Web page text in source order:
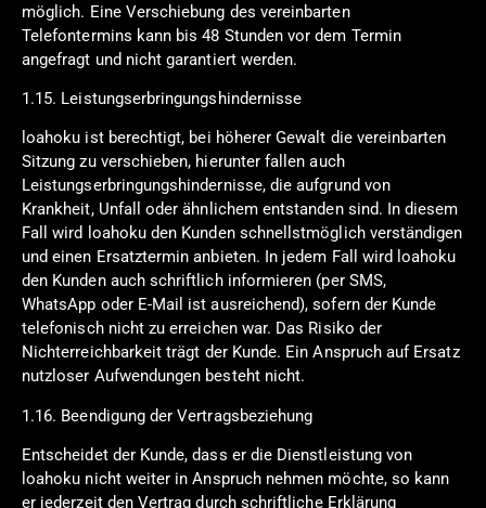
möglich. Eine Verschiebung des vereinbarten
Telefontermins kann bis 48 Stunden vor dem Termin
angefragt und nicht garantiert werden.
1.15. Leistungserbringungshindernisse
loahoku ist berechtigt, bei höherer Gewalt die vereinbarten
Sitzung zu verschieben, hierunter fallen auch
Leistungserbringungshindernisse, die aufgrund von
Krankheit, Unfall oder ähnlichem entstanden sind. In diesem
Fall wird loahoku den Kunden schnellstmöglich verständigen
und einen Ersatztermin anbieten. In jedem Fall wird loahoku
den Kunden auch schriftlich informieren (per SMS,
WhatsApp oder E-Mail ist ausreichend), sofern der Kunde
telefonisch nicht zu erreichen war. Das Risiko der
Nichterreichbarkeit trägt der Kunde. Ein Anspruch auf Ersatz
nutzloser Aufwendungen besteht nicht.
1.16. Beendigung der Vertragsbeziehung
Entscheidet der Kunde, dass er die Dienstleistung von
loahoku nicht weiter in Anspruch nehmen möchte, so kann
er jederzeit den Vertrag durch schriftliche Erklärung